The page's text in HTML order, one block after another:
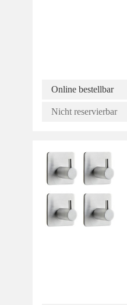
Online bestellbar
Nicht reservierbar